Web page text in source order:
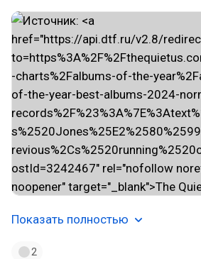
Показать полностью
2